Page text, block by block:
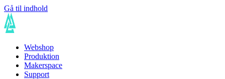
Gå til indhold
Webshop
Produktion
Makerspace
Support